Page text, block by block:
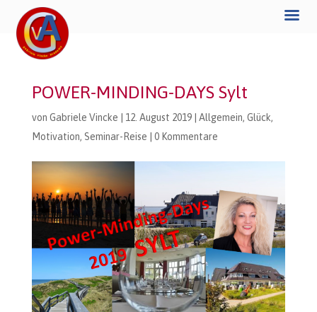
POWER-MINDING-DAYS Sylt
von Gabriele Vincke 12. August 2019| Allgemein, Glück,
Motivation, Seminar-Reise 0 Kommentare